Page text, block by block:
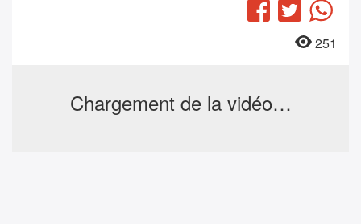
Facebook
Twitter
251
Chargement de la vidéo…